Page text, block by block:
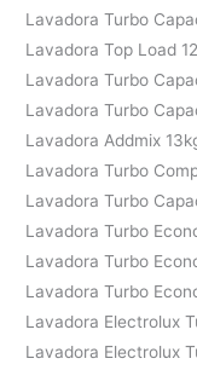
Lavadora Turbo
Lavadora Top Load
Lavadora Turbo
Lavadora Turbo
Lavadora Addmix
Lavadora Turbo
Lavadora Turbo
Lavadora Turbo
Lavadora Turbo
Lavadora Turbo
Lavadora Electrolux
Lavadora Electrolux